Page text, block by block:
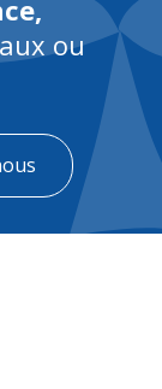
ou